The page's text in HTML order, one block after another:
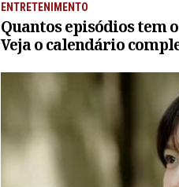
ENTRETENIMENTO
Quantos episódios tem
Veja o calendário